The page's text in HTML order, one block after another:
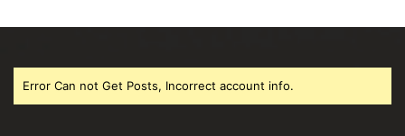
Error Can not Get Posts, Incorrect account info.